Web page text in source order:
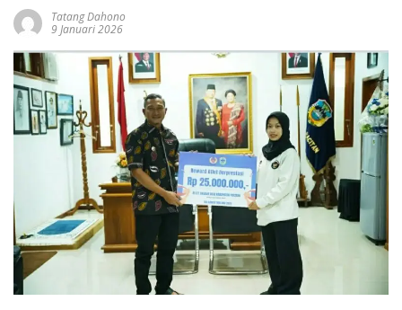
Tatang Dahono
9 Januari 2026